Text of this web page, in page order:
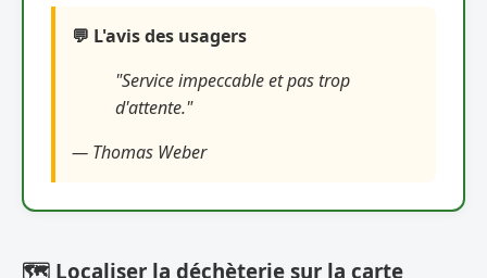
💬 L'avis des usagers
"Service impeccable et pas trop
d'attente."
— Thomas Weber
🗺️ Localiser la déchèterie sur la carte